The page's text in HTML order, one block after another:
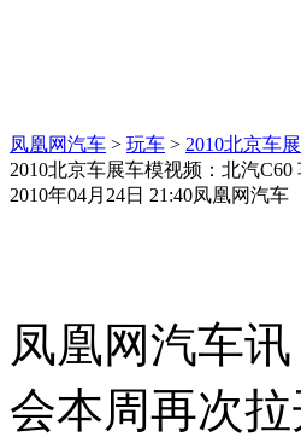
凤凰网汽车 > 玩车 > 2010北京车展
2010北京车展车模视频：北汽C60
2010年04月24日 21:40凤凰网汽车
凤凰网汽车
会本周再次